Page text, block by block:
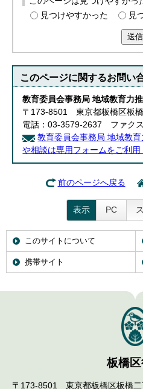
見つけやすかった
見
送信
このページに関するお問い
教育委員会事務局 地域教育力
〒173-8501 東京都板橋区板
電話：03-3579-2637 ファク
教育委員会事務局 地域教
や相談は専用フォームをご利用
前のページへ戻る
表示 PC
このサイトについて
携帯サイト
板橋
〒173-8501 東京都板橋区板橋二